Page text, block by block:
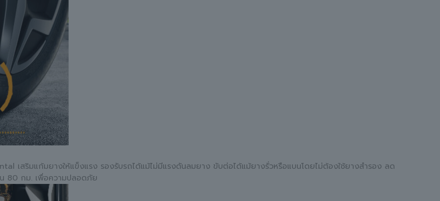
เสริมแก้มยางให้แข็งแรง รองรับรถได้แม้ไม่มีแรงดันลมยาง ขับต่อได้แม้ยางรั่วหรือแบนโดยไม่ต้องใช้ยางสำรอง ลด
80 กม. เพื่อความปลอดภัย